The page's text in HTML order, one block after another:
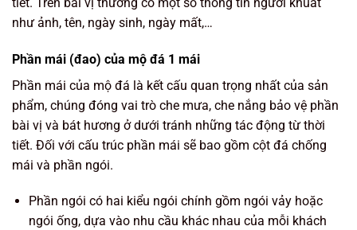
như ảnh, tên, ngày sinh, ngày mất,…
Phần mái (đao) của mộ đá 1 mái
Phần mái của mộ đá là kết cấu quan trọng nhất của sản
phẩm, chúng đóng vai trò che mưa, che nắng bảo vệ phần
bài vị và bát hương ở dưới tránh những tác động từ thời
tiết. Đối với cấu trúc phần mái sẽ bao gồm cột đá chống
mái và phần ngói.
Phần ngói có hai kiểu ngói chính gồm ngói vảy hoặc
ngói ống, dựa vào nhu cầu khác nhau của mỗi khách